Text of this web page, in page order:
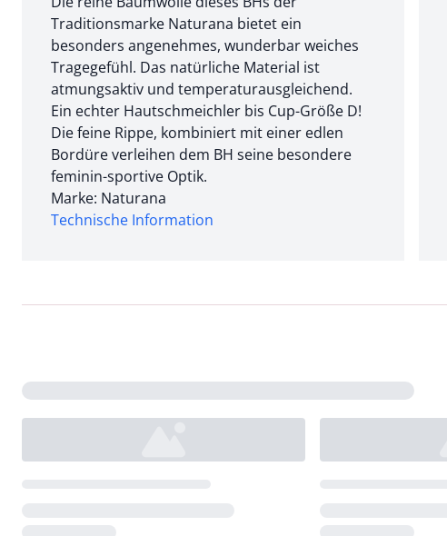
Traditionsmarke Naturana bietet ein
besonders angenehmes, wunderbar weiches
Tragegefühl. Das natürliche Material ist
atmungsaktiv und temperaturausgleichend.
Ein echter Hautschmeichler bis Cup-Größe D!
Die feine Rippe, kombiniert mit einer edlen
Bordüre verleihen dem BH seine besondere
feminin-sportive Optik.
Marke: Naturana
Technische Information